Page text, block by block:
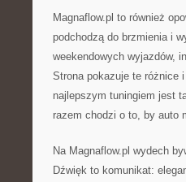
Magnaflow.pl to również
podchodzą do brzmienia i
weekendowych wyjazdów,
Strona pokazuje te różnice
najlepszym tuningiem jest
razem chodzi o to, by auto
Na Magnaflow.pl wydech
Dźwięk to komunikat: